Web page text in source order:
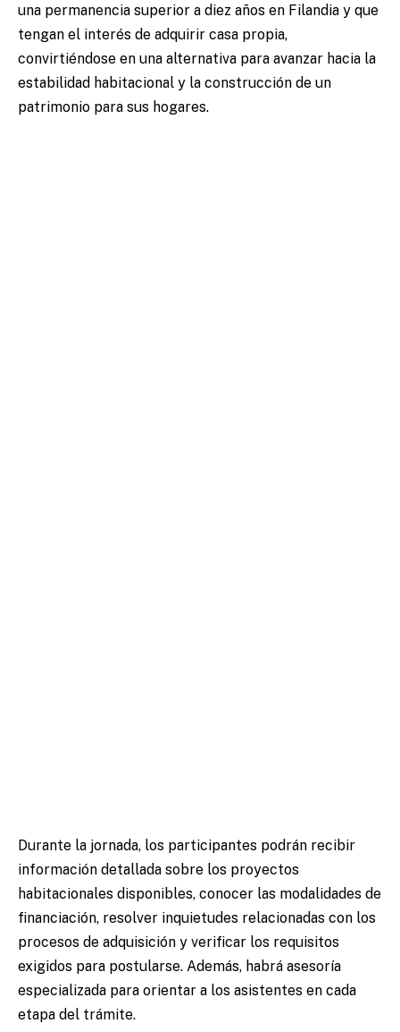
una permanencia superior a diez años en Filandia y que
tengan el interés de adquirir casa propia,
convirtiéndose en una alternativa para avanzar hacia la
estabilidad habitacional y la construcción de un
patrimonio para sus hogares.
Durante la jornada, los participantes podrán recibir
información detallada sobre los proyectos
habitacionales disponibles, conocer las modalidades de
financiación, resolver inquietudes relacionadas con los
procesos de adquisición y verificar los requisitos
exigidos para postularse. Además, habrá asesoría
especializada para orientar a los asistentes en cada
etapa del trámite.